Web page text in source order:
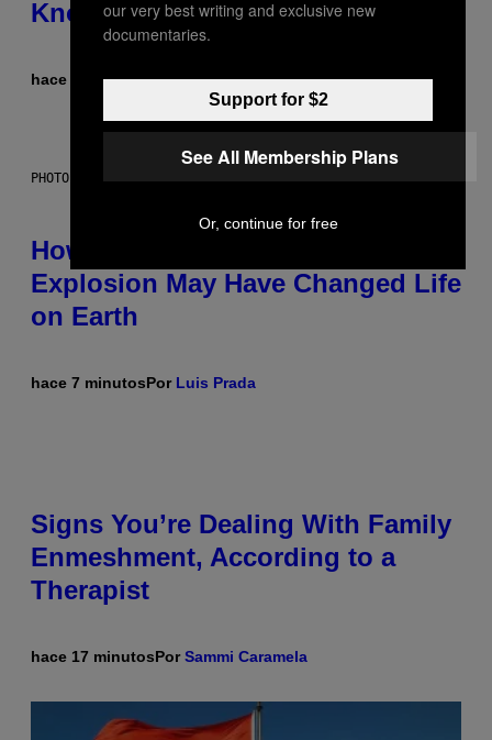
Know Why
hace 2 minutosPorLuis Prada
PHOTO: DBENITOSTOCK / GETTY IMAGES
How a 540-Million-Year-Old Poop
Explosion May Have Changed Life
on Earth
hace 7 minutosPor Luis Prada
Signs You’re Dealing With Family
Enmeshment, According to a
Therapist
hace 17 minutosPorSammi Caramela
our very best writing and exclusive new
documentaries.
Support for $2
See All Membership Plans
Or, continue for free